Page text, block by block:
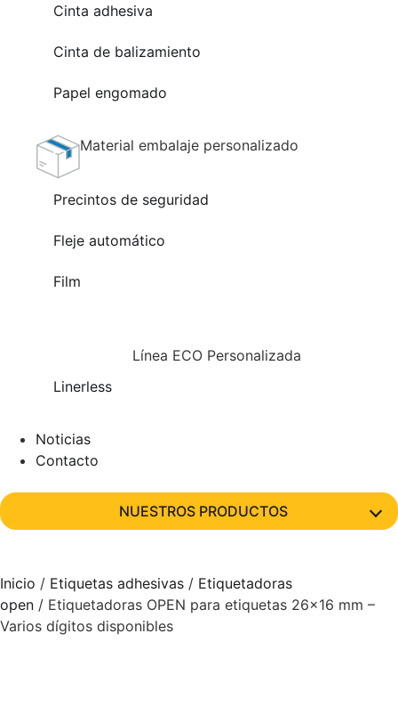
Cinta adhesiva
Cinta de balizamiento
Papel engomado
Material embalaje personalizado
Precintos de seguridad
Fleje automático
Film
Línea ECO Personalizada
Linerless
Noticias
Contacto
NUESTROS PRODUCTOS
Inicio / Etiquetas adhesivas / Etiquetadoras
open / Etiquetadoras OPEN para etiquetas 26×16 mm –
Varios dígitos disponibles